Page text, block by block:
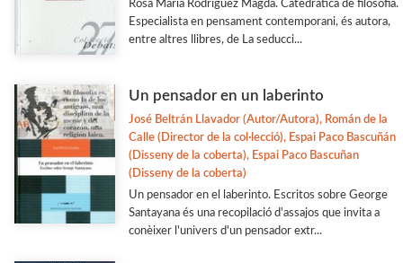
Rosa María Rodríguez Magda. Catedràtica de filosofia.
Especialista en pensament contemporani, és autora,
entre altres llibres, de La seducci...
Un pensador en un laberinto
José Beltrán Llavador (Autor/Autora), Román de la
Calle (Director de la col·lecció), Espai Paco Bascuñán
(Disseny de la coberta), Espai Paco Bascuñan
(Disseny de la coberta)
Un pensador en el laberinto. Escritos sobre George
Santayana és una recopilació d'assajos que invita a
conèixer l'univers d'un pensador extr...